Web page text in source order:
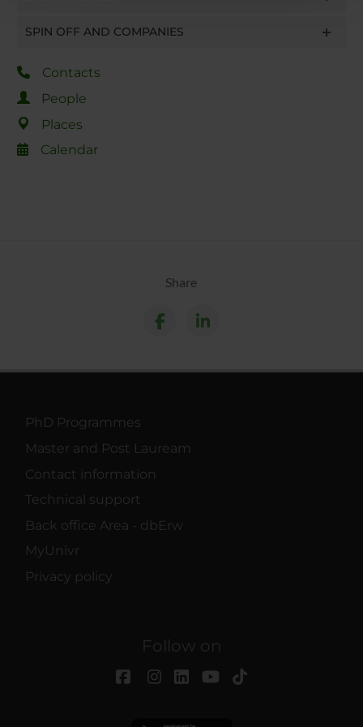
raccolto dal tuo utilizzo dei loro servizi.
SPIN OFF AND COMPANIES
Contacts
People
Places
Calendar
Share
PhD Programmes
Master and Post Lauream
Contact information
Technical support
Back office Area - dbErw
MyUnivr
Privacy policy
Follow on